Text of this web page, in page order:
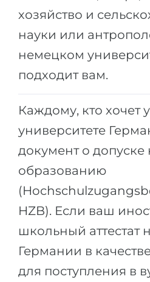
Профессии
Специальности
Примеры вакансий
КАРЬЕРНОЕ
Тест Голланда
Тест RIASEC
Успех на
100%
Медицина
Менеджмент
Другая специальность
ПОСТУПАЕМ ИЗ...
Россия
Армения
хозяйство и
науки или
немецком
подходит вам.
Каждому, кто хочет
университете
документ о
образованию
HZB). Если ваш
школьный аттестат
Германии в
для поступления в